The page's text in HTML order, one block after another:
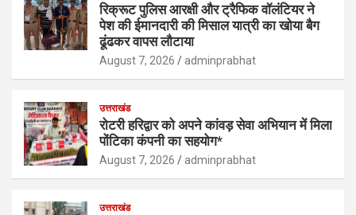
रिक्रूट पुलिस आरक्षी और ट्रैफिक वॉलंटियर ने
पेश की ईमानदारी की मिसाल यात्री का खोया बैग
ढूंढकर वापस लौटाया
August 7, 2026 adminprabhat
उत्तराखंड
रोटरी हरिद्वार को अपने कांवड़ सेवा अभियान में मिला
पोंटिका कंपनी का सहयोग*
August 7, 2026 adminprabhat
उत्तराखंड